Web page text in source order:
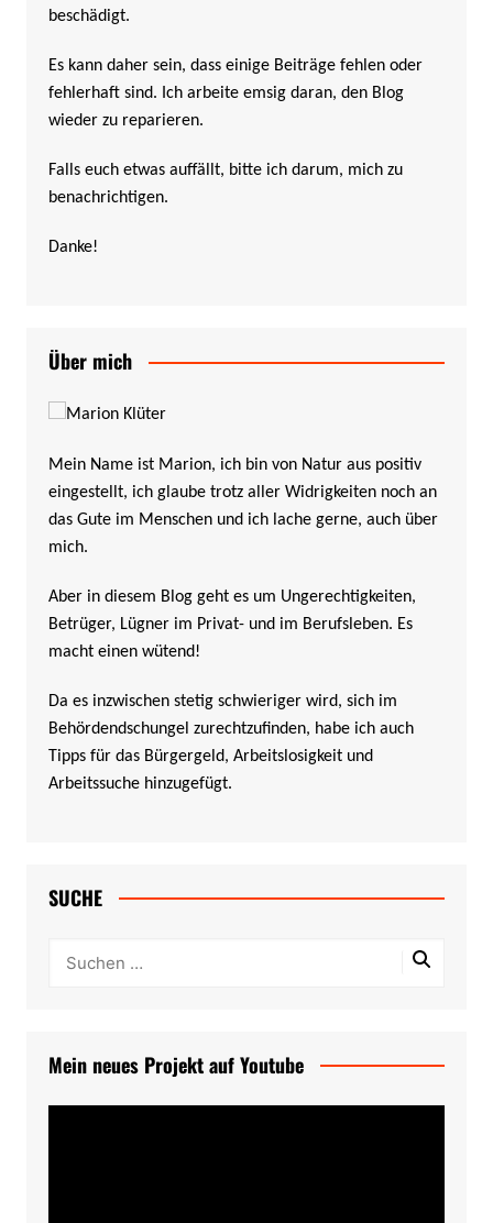
beschädigt.
Es kann daher sein, dass einige Beiträge fehlen oder
fehlerhaft sind. Ich arbeite emsig daran, den Blog
wieder zu reparieren.
Falls euch etwas auffällt, bitte ich darum, mich zu
benachrichtigen.
Danke!
Über mich
Mein Name ist Marion, ich bin von Natur aus positiv
eingestellt, ich glaube trotz aller Widrigkeiten noch an
das Gute im Menschen und ich lache gerne, auch über
mich.
Aber in diesem Blog geht es um Ungerechtigkeiten,
Betrüger, Lügner im Privat- und im Berufsleben. Es
macht einen wütend!
Da es inzwischen stetig schwieriger wird, sich im
Behördendschungel zurechtzufinden, habe ich auch
Tipps für das Bürgergeld, Arbeitslosigkeit und
Arbeitssuche hinzugefügt.
SUCHE
Mein neues Projekt auf Youtube